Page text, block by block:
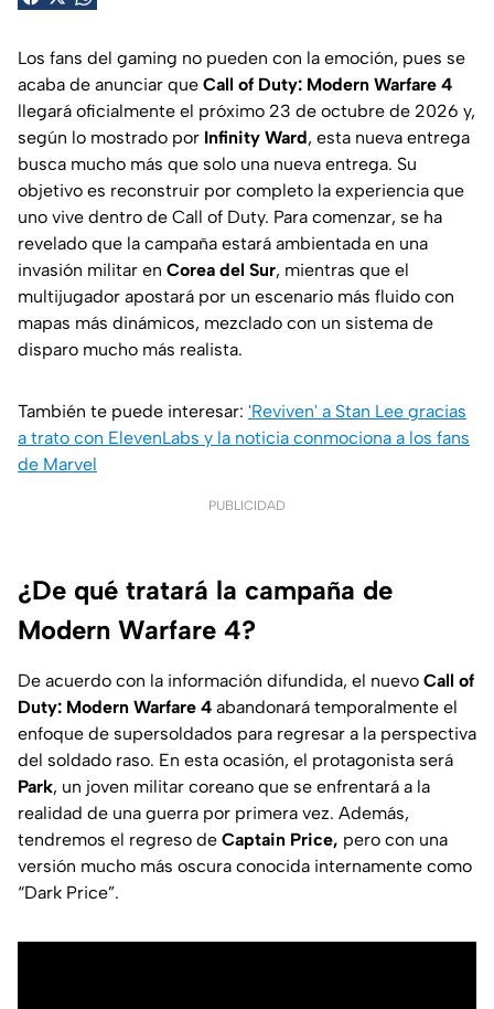
Los fans del gaming no pueden con la emoción, pues se
acaba de anunciar que Call of Duty: Modern Warfare 4
llegará oficialmente el próximo 23 de octubre de 2026 y,
según lo mostrado por Infinity Ward, esta nueva entrega
busca mucho más que solo una nueva entrega. Su
objetivo es reconstruir por completo la experiencia que
uno vive dentro de Call of Duty. Para comenzar, se ha
revelado que la campaña estará ambientada en una
invasión militar en Corea del Sur, mientras que el
multijugador apostará por un escenario más fluido con
mapas más dinámicos, mezclado con un sistema de
disparo mucho más realista.
También te puede interesar: 'Reviven' a Stan Lee gracias
a trato con ElevenLabs y la noticia conmociona a los fans
de Marvel
PUBLICIDAD
¿De qué tratará la campaña de
Modern Warfare 4?
De acuerdo con la información difundida, el nuevo Call of
Duty: Modern Warfare 4 abandonará temporalmente el
enfoque de supersoldados para regresar a la perspectiva
del soldado raso. En esta ocasión, el protagonista será
Park, un joven militar coreano que se enfrentará a la
realidad de una guerra por primera vez. Además,
tendremos el regreso de Captain Price, pero con una
versión mucho más oscura conocida internamente como
“Dark Price”.